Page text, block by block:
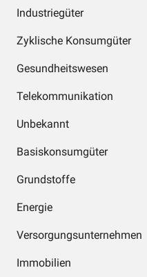
Industriegüter
Zyklische Konsumgüter
Gesundheitswesen
Telekommunikation
Unbekannt
Basiskonsumgüter
Grundstoffe
Energie
Versorgungsunternehmen
Immobilien